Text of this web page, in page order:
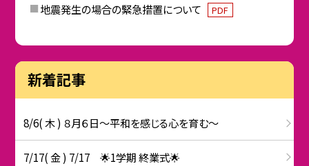
地震発生の場合の緊急措置について
PDF
新着記事
8/6( 木 ) ８月６日～平和を感じる心を育む～
7/17( 金 ) 7/17 🌟1学期 終業式🌟